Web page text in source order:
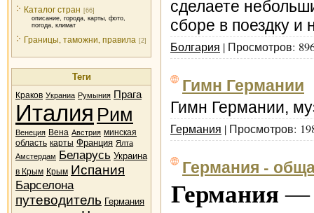
Каталог стран [66]
описание, города, карты, фото,
погода, климат
Границы, таможни, правила [2]
Теги
Краков Украниа Румыния Прага
Италия Рим
Венеция Вена Австрия минская
область карты Франция Ялта
Амстердам Беларусь Украина
в Крым Крым Испания
Барселона
путеводитель Германия
сделаете
сборе в поездку
Болгария | Просмотров:
Гимн Германии
Гимн Германии,
Германия | Просмотров:
Германия -
Германия —